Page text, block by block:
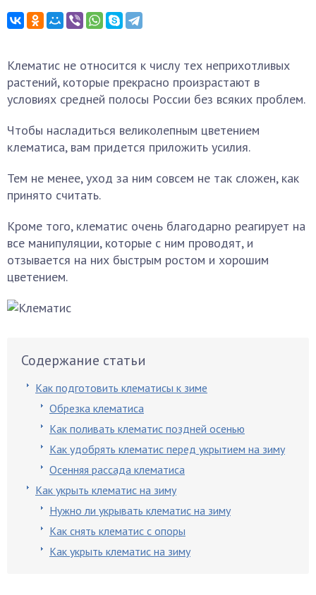
Клематис не относится к числу тех неприхотливых
растений, которые прекрасно произрастают в
условиях средней полосы России без всяких проблем.
Чтобы насладиться великолепным цветением
клематиса, вам придется приложить усилия.
Тем не менее, уход за ним совсем не так сложен, как
принято считать.
Кроме того, клематис очень благодарно реагирует на
все манипуляции, которые с ним проводят, и
отзывается на них быстрым ростом и хорошим
цветением.
Содержание статьи
Как подготовить клематисы к зиме
Обрезка клематиса
Как поливать клематис поздней осенью
Как удобрять клематис перед укрытием на зиму
Осенняя рассада клематиса
Как укрыть клематис на зиму
Нужно ли укрывать клематис на зиму
Как снять клематис с опоры
Как укрыть клематис на зиму